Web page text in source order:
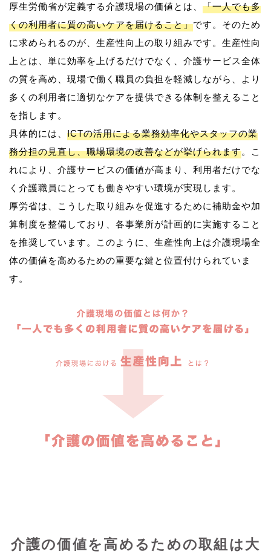
厚生労働省が定義する介護現場の価値とは、 「一人でも多
くの利用者に質の高いケアを届けること」です。そのため
に求められるのが、生産性向上の取り組みです。生産性向
上とは、単に効率を上げるだけでなく、介護サービス全体
の質を高め、現場で働く職員の負担を軽減しながら、より
多くの利用者に適切なケアを提供できる体制を整えること
を指します。
具体的には、 ICTの活用による業務効率化やスタッフの業
務分担の見直し、職場環境の改善などが挙げられます。こ
れにより、介護サービスの価値が高まり、利用者だけでな
く介護職員にとっても働きやすい環境が実現します。
厚労省は、こうした取り組みを促進するために補助金や加
算制度を整備しており、各事業所が計画的に実施すること
を推奨しています。このように、生産性向上は介護現場全
体の価値を高めるための重要な鍵と位置付けられていま
介護の価値を高めるための取組は大